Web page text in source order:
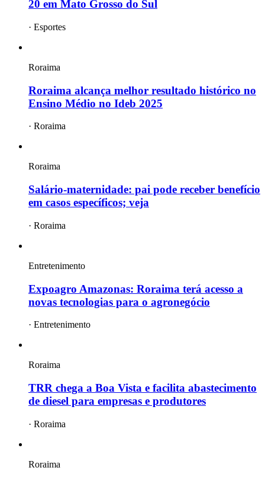
20 em Mato Grosso do Sul
· Esportes
Roraima
Roraima alcança melhor resultado histórico no
Ensino Médio no Ideb 2025
· Roraima
Roraima
Salário-maternidade: pai pode receber benefício
em casos específicos; veja
· Roraima
Entretenimento
Expoagro Amazonas: Roraima terá acesso a
novas tecnologias para o agronegócio
· Entretenimento
Roraima
TRR chega a Boa Vista e facilita abastecimento
de diesel para empresas e produtores
· Roraima
Roraima